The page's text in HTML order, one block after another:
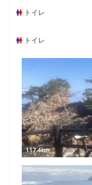
トイレ
トイレ
117.4km